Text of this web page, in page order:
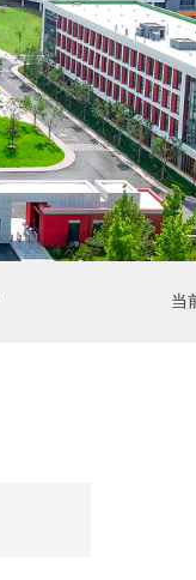
当